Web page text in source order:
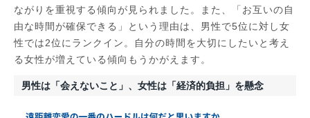
ながりを重視する傾向が見られました。また、「お互いの自
由な時間が確保できる」という理由は、男性で5位に対し女
性では2位にランクイン。自分の時間を大切にしたいと考え
る女性が増えている傾向もうかがえます。
男性は「会えないこと」、女性は「経済的負担」を懸念